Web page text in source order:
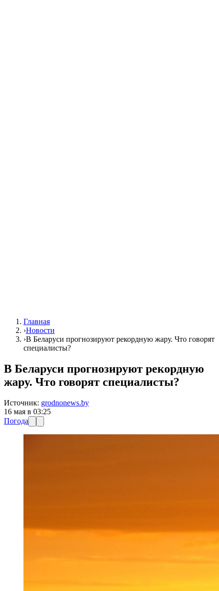
Главная
›Новости
›В Беларуси прогнозируют рекордную жару. Что говорят
специалисты?
В Беларуси прогнозируют рекордную
жару. Что говорят специалисты?
Источник: grodnonews.by
16 мая в 03:25
Погода